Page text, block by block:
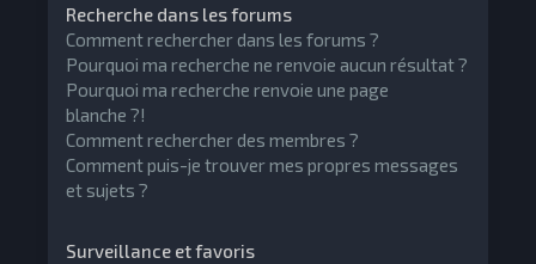
Recherche dans les forums
Comment rechercher dans les forums ?
Pourquoi ma recherche ne renvoie aucun résultat ?
Pourquoi ma recherche renvoie une page
blanche ?!
Comment rechercher des membres ?
Comment puis-je trouver mes propres messages
et sujets ?
Surveillance et favoris